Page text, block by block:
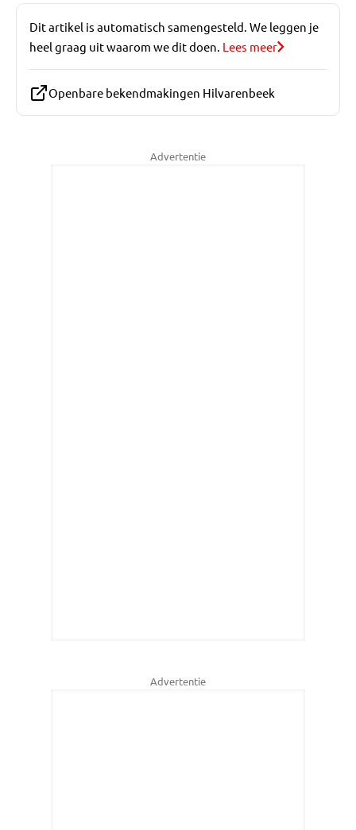
Dit artikel is automatisch samengesteld. We leggen je
heel graag uit waarom we dit doen. Lees meer
Openbare bekendmakingen Hilvarenbeek
Advertentie
Advertentie